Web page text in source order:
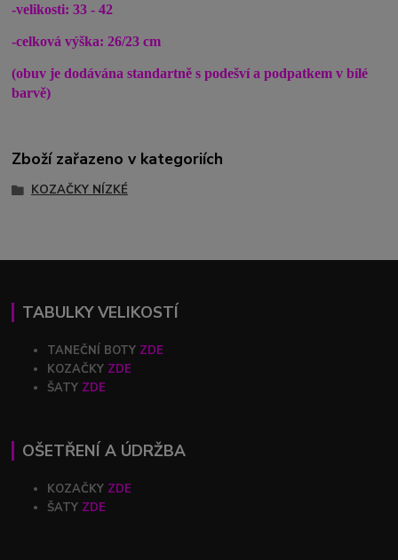
-velikosti: 33 - 42
-celková výška: 26/23 cm
(obuv je dodávána standartně s podešví a podpatkem v bílé
barvě)
Zboží zařazeno v kategoriích
KOZAČKY NÍZKÉ
TABULKY VELIKOSTÍ
TANEČNÍ BOTY ZDE
KOZAČKY ZDE
ŠATY ZDE
OŠETŘENÍ A ÚDRŽBA
KOZAČKY ZDE
ŠATY ZDE